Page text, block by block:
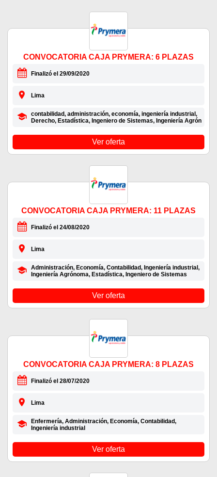
CONVOCATORIA CAJA PRYMERA: 6 PLAZAS
Finalizó el 29/09/2020
Lima
contabilidad, administración, economía, ingeniería industrial,
Derecho, Estadística, Ingeniero de Sistemas, Ingeniería Agrón
Ver oferta
CONVOCATORIA CAJA PRYMERA: 11 PLAZAS
Finalizó el 24/08/2020
Lima
Administración, Economía, Contabilidad, Ingeniería industrial,
Ingeniería Agrónoma, Estadística, Ingeniero de Sistemas
Ver oferta
CONVOCATORIA CAJA PRYMERA: 8 PLAZAS
Finalizó el 28/07/2020
Lima
Enfermería, Administración, Economía, Contabilidad,
Ingeniería industrial
Ver oferta